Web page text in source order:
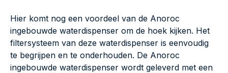
Hier komt nog een voordeel van de Anoroc
ingebouwde waterdispenser om de hoek kijken. Het
filtersysteem van deze waterdispenser is eenvoudig
te begrijpen en te onderhouden. De Anoroc
ingebouwde waterdispenser wordt geleverd met een